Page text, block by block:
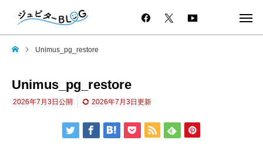
Unimus_pg_restore
Unimus_pg_restore
2026年7月3日 公開 2026年7月3日 更新